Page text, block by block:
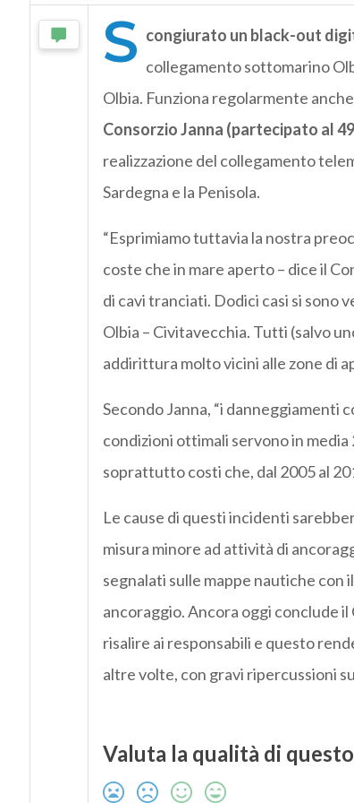
S congiurato un black-out
collegamento sottomarino
Olbia. Funziona regolarmente
Consorzio Janna (partecipato al
realizzazione del collegamento
Sardegna e la Penisola.
“Esprimiamo tuttavia la nostra
coste che in mare aperto – dice il
di cavi tranciati. Dodici casi si sono
Olbia – Civitavecchia. Tutti (salvo
addirittura molto vicini alle zone di
Secondo Janna, “i danneggiamenti
condizioni ottimali servono in
soprattutto costi che, dal 2005 al
Le cause di questi incidenti
misura minore ad attività di
segnalati sulle mappe nautiche con
ancoraggio. Ancora oggi conclude
risalire ai responsabili e questo
altre volte, con gravi ripercussioni
Valuta la qualità di